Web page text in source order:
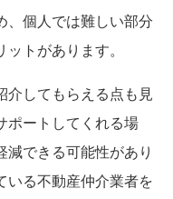
、個人では難しい部分
トがあります。
介してもらえる点も見
ポートしてくれる場
減できる可能性があり
いる不動産仲介業者を